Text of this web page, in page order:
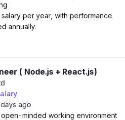
per year, with performance
annually.
( Node.js + React.js)
ago
open-minded working environment